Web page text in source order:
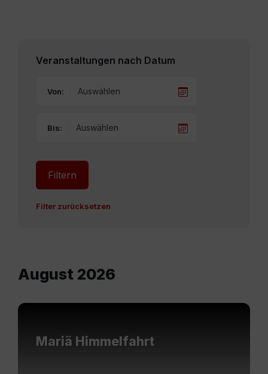
Veranstaltungen nach Datum
Von:
Bis:
Filtern
Filter zurücksetzen
August 2026
Mariä Himmelfahrt
Mehr